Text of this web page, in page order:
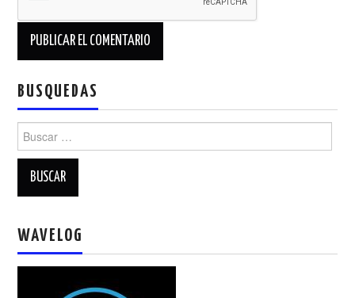
BUSQUEDAS
Buscar:
WAVELOG